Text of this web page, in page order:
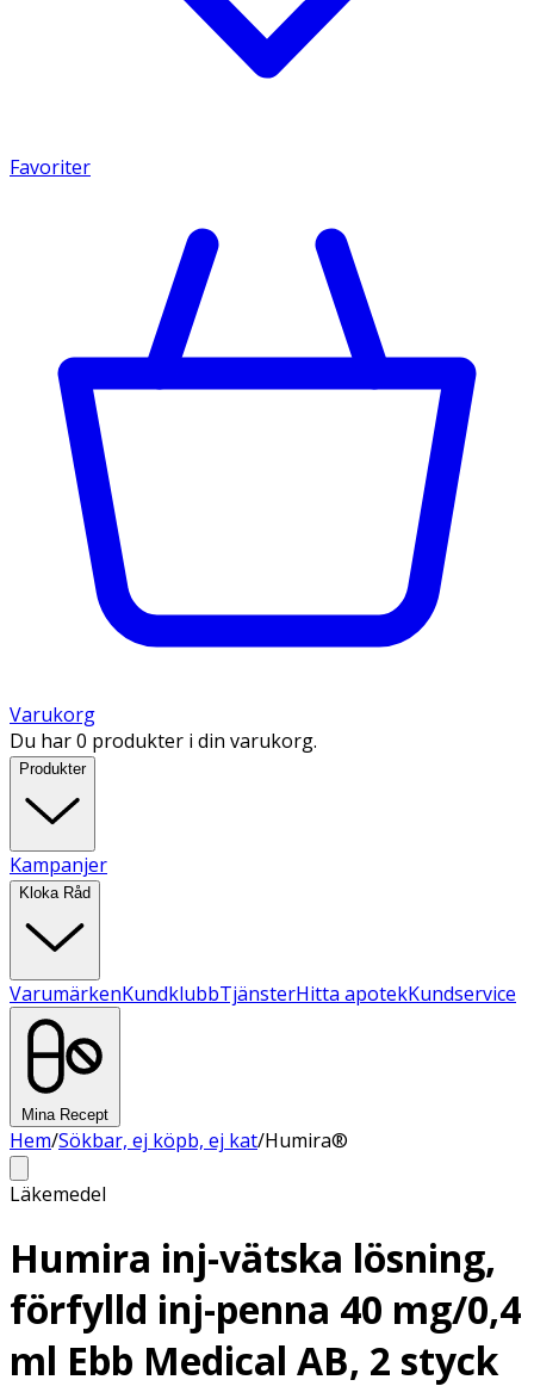
Favoriter
Varukorg
Du har 0 produkter i din varukorg.
Produkter
Kampanjer
Kloka Råd
VarumärkenKundklubbTjänsterHitta apotekKundservice
Mina Recept
Hem/Sökbar, ej köpb, ej kat/Humira®
Läkemedel
Humira inj-vätska lösning,
förfylld inj-penna 40 mg/0,4
ml Ebb Medical AB, 2 styck